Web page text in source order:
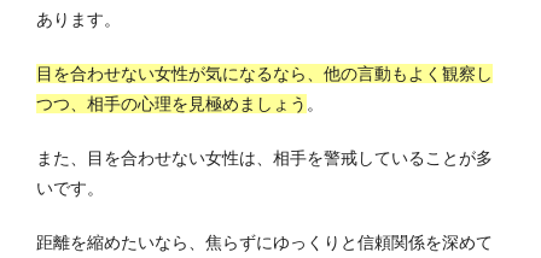
あります。
目を合わせない女性が気になるなら、他の言動もよく観察し
つつ、相手の心理を見極めましょう 。
また、目を合わせない女性は、相手を警戒していることが多
いです。
距離を縮めたいなら、焦らずにゆっくりと信頼関係を深めて